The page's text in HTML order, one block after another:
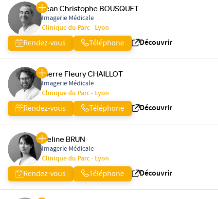
Jean Christophe BOUSQUET
Imagerie Médicale
Clinique du Parc - Lyon
Rendez-vous Téléphone Découvrir
Pierre Fleury CHAILLOT
Imagerie Médicale
Clinique du Parc - Lyon
Rendez-vous Téléphone Découvrir
Celine BRUN
Imagerie Médicale
Clinique du Parc - Lyon
Rendez-vous Téléphone Découvrir